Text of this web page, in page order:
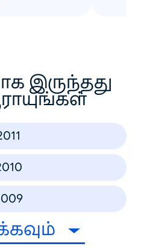
இருந்தது